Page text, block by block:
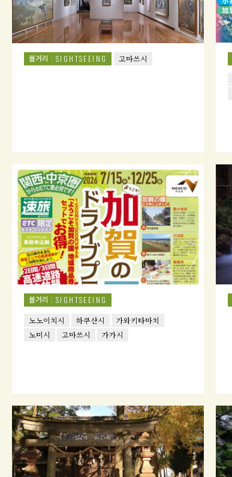
볼거리 SIGHTSEEING 고마쓰시
볼거리
SIGHTSEEING
노노이치시
하쿠산시
가와키타마치
노미시
고마쓰시 가가시